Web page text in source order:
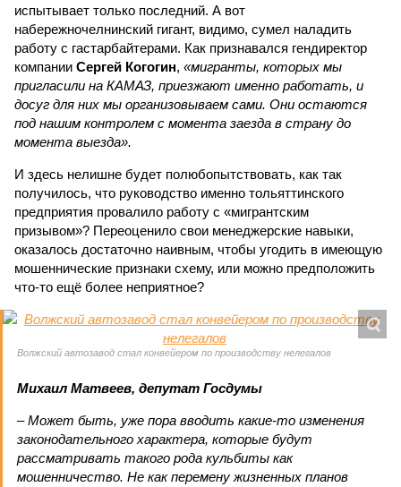
испытывает только последний. А вот
набережночелнинский гигант, видимо, сумел наладить
работу с гастарбайтерами. Как признавался гендиректор
компании Сергей Когогин, «мигранты, которых мы
пригласили на КАМАЗ, приезжают именно работать, и
досуг для них мы организовываем сами. Они остаются
под нашим контролем с момента заезда в страну до
момента выезда».
И здесь нелишне будет полюбопытствовать, как так
получилось, что руководство именно тольяттинского
предприятия провалило работу с «мигрантским
призывом»? Переоценило свои менеджерские навыки,
оказалось достаточно наивным, чтобы угодить в имеющую
мошеннические признаки схему, или можно предположить
что-то ещё более неприятное?
Волжский автозавод стал конвейером по производству нелегалов
Михаил Матвеев, депутат Госдумы
– Может быть, уже пора вводить какие-то изменения
законодательного характера, которые будут
рассматривать такого рода кульбиты как
мошенничество. Не как перемену жизненных планов